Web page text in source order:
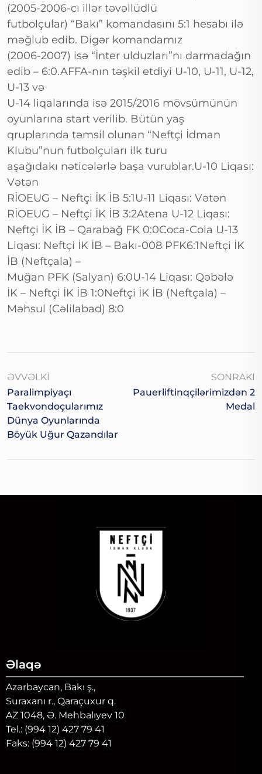
(2005-2006-cı illər təvəllüdlü
futbolçular) “Bakı” komandasını 5:1 hesabı ilə
məğlub edib. Digər komandamız
(2006-2007) isə “İnter ulduzları”nı darmadağın
edib – 6:0.AFFA-nın təşkil etdiyi U-10, U-11, U-12,
U-13 və
U-14 liqalarında isə 2015/2016 mövsümünün
oyunlarına start verilib. Bütün yaş
qruplarında təmsil olunan “Neftçi İdman
Klubu”nun futbolçuları ilk turu
aşağıdakı nəticələrlə başa vurublar.U-10 Liqası:
Vətən
RİOEUG – Neftçi İK İB 5:1U-11 Liqası: Vətən
RİOEUG – Neftçi İK İB 3:2Atena U-12 Liqası:
Neftçi İK İB – Qarabağ FK 0:0Coca-Cola U-13
Liqası: Neftçi İK İB – Bakı-008 PFK6:1Neftçi İK
İB (Neftçala) –
Muğan PFK (Salyan) 6:0U-14 Liqası: Qəbələ
İK – Neftçi İK İB 1:0Neftçi İK İB (Neftçala) –
Məhsul (Cəlilabad) 8:0
ƏVVƏLKI
Paralimpiyaçı
Taekvondoçularımız
Dünya Oyunlarında
Böyük Uğur Qazandılar
SONRAKI
Pauerliftinqçilərimizdən 2
Medal
Əlaqə
Azərbaycan, Bakı ş.,
Suraxanı r., Qaraçuxur q.
AZ 1048, Ə. Mehbalıyev 10
Tel.: (994 12) 427 79 41
Faks: (994 12) 427 79 41